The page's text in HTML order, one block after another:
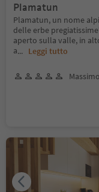
Plamatun
Plamatun, un nome
delle erbe
aperto sulla valle, in
a... Leggi tutto